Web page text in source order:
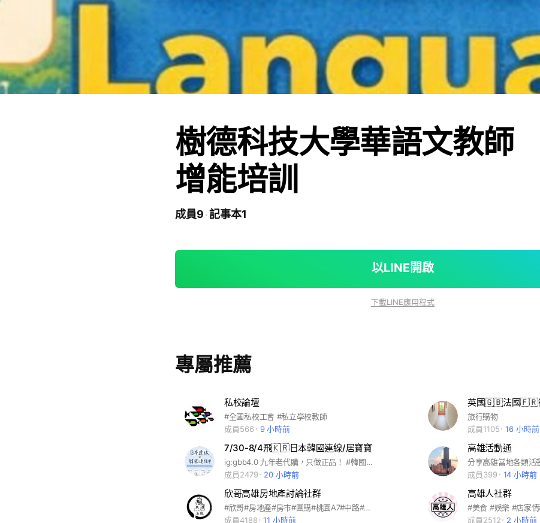
樹德科技大學華語文教師
增能培訓
成員9 記事本1
以LINE開啟
下載LINE應用程式
專屬推薦
私校論壇
#全國私校工會 #私立學校教師
成員566
9 小時前
旅行購物
成員1105
16 小時前
7/30-8/4飛🇰🇷日本韓國連線/居寶寶
ig:gbb4.0 九年老代購，只做正品！ #韓國 #代購 #彩妝 #潮服 #服飾 #韓星 #穿搭 #飾品 #墨鏡 #韓劇
成員2479
20 小時前
高雄活動通
成員399
14 小時前
欣哥高雄房地產討論社群
#欣哥#房地產#房市#團購#桃園A7#中路#小檜溪#龜山#央北#新店#中壢#新竹#竹北#台中#水湳#14期#7期#單元十二#台74#台南#善化#新市#南科#安平#永康#高雄#美術館#農16#楠梓#岡山#左營#鳳山#台積電#中科#竹科#南科#不動產#建案#預售屋#中古屋#二手屋#建商#代銷#房仲#早鳥#首購#重劃區#興富發#惠宇#富宇#總太#高鐵#捷運#順天##達麗#北屯#西屯#南屯#
成員4188
11 小時前
高雄人社群
成員2512
2 小時前